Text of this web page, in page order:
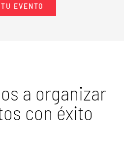
EVENTO
a organizar
con éxito